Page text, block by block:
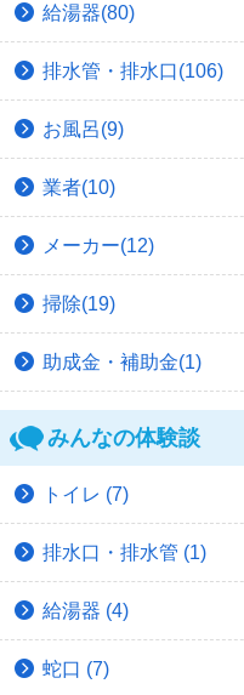
給湯器(80)
排水管・排水口(106)
お風呂(9)
業者(10)
メーカー(12)
掃除(19)
助成金・補助金(1)
みんなの体験談
トイレ (7)
排水口・排水管 (1)
給湯器 (4)
蛇口 (7)